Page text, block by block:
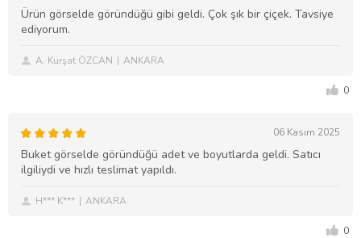
Ürün görselde göründüğü gibi geldi. Çok şık bir çiçek. Tavsiye
ediyorum.
A. Kürşat ÖZCAN ANKARA
0
06 Kasım 2025
Buket görselde göründüğü adet ve boyutlarda geldi. Satıcı
ilgiliydi ve hızlı teslimat yapıldı.
H*** K*** ANKARA
0